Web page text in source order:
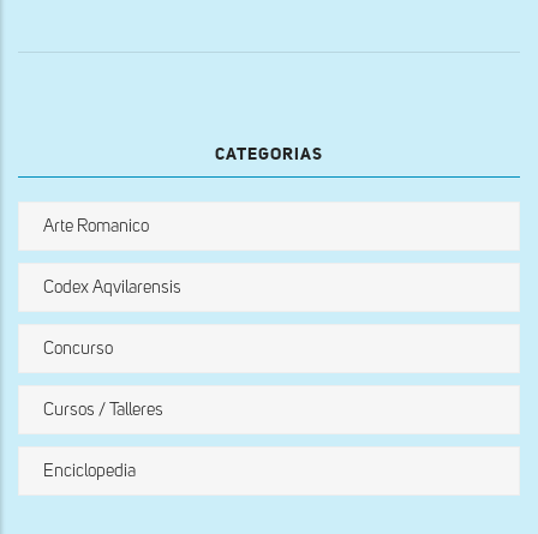
CATEGORIAS
Arte Romanico
Codex Aqvilarensis
Concurso
Cursos / Talleres
Enciclopedia